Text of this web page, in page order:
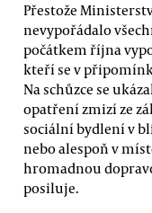
Přestože
nevypořádalo
počátkem října
kteří se v
Na schůzce se
opatření zmizí ze
sociální bydlení v
nebo alespoň v
hromadnou
posiluje.